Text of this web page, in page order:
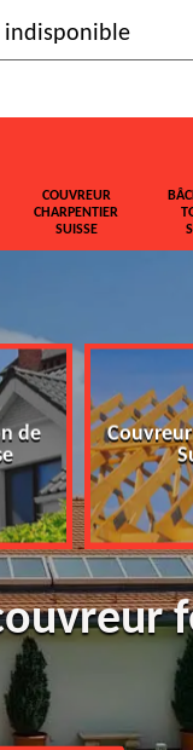
indisponible
COUVREUR
CHARPENTIER
SUISSE
de